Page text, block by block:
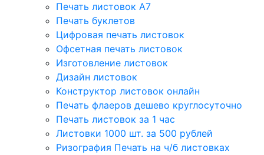
Печать листовок А7
Печать буклетов
Цифровая печать листовок
Офсетная печать листовок
Изготовление листовок
Дизайн листовок
Конструктор листовок онлайн
Печать флаеров дешево круглосуточно
Печать листовок за 1 час
Листовки 1000 шт. за 500 рублей
Ризография Печать на ч/б листовках